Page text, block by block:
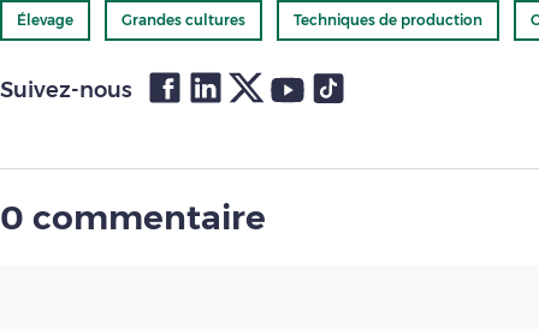
Élevage Grandes cultures Techniques de production
Suivez-nous
0 commentaire